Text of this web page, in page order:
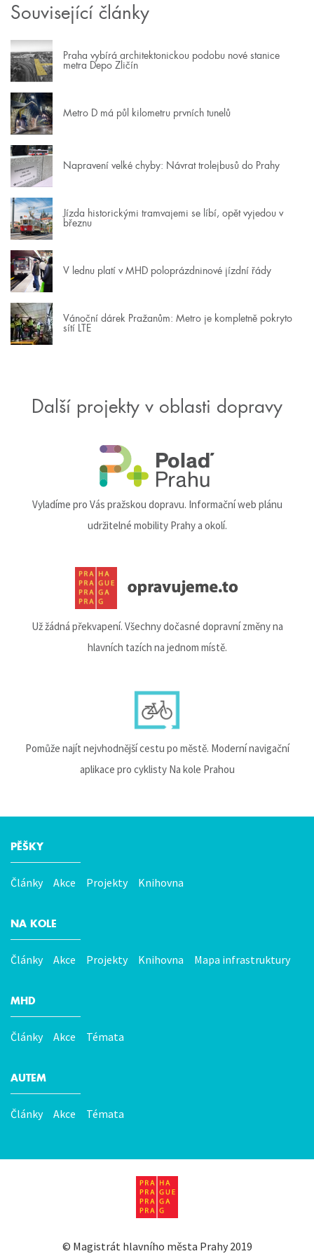
Související články
Praha vybírá architektonickou podobu nové stanice
metra Depo Zličín
Metro D má půl kilometru prvních tunelů
Napravení velké chyby: Návrat trolejbusů do Prahy
Jízda historickými tramvajemi se líbí, opět vyjedou v
březnu
V lednu platí v MHD poloprázdninové jízdní řády
Vánoční dárek Pražanům: Metro je kompletně pokryto
sítí LTE
Další projekty v oblasti dopravy
Vyladíme pro Vás pražskou dopravu. Informační web plánu
udržitelné mobility Prahy a okolí.
Už žádná překvapení. Všechny dočasné dopravní změny na
hlavních tazích na jednom místě.
Pomůže najít nejvhodnější cestu po městě. Moderní navigační
aplikace pro cyklisty Na kole Prahou
Hlavní
menu
PĚŠKY
Články Akce Projekty Knihovna
NA KOLE
Články Akce Projekty Knihovna Mapa infrastruktury
MHD
Články Akce Témata
AUTEM
Články Akce Témata
© Magistrát hlavního města Prahy2019